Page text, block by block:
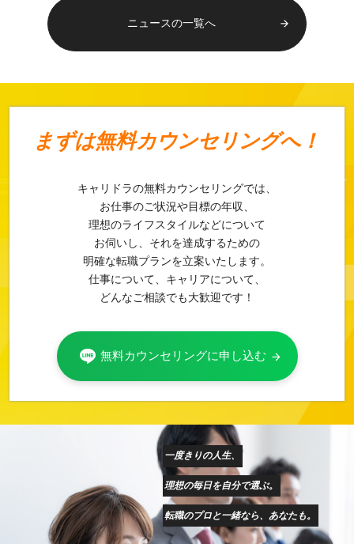
ニュースの一覧へ arrow_forward
まずは無料カウンセリングへ！
キャリドラの無料カウンセリングでは、
お仕事のご状況や目標の年収、
理想のライフスタイルなどについて
お伺いし、それを達成するための
明確な転職プランを立案いたします。
仕事について、キャリアについて、
どんなご相談でも大歓迎です！
無料カウンセリングに申し込む arrow_forward
一度きりの人生、
理想の毎日を自分で選ぶ。
転職のプロと一緒なら、あなたも。